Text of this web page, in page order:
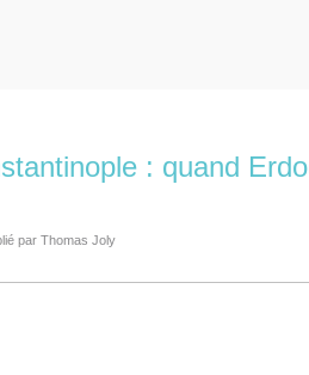
: quand
par Thomas Joly